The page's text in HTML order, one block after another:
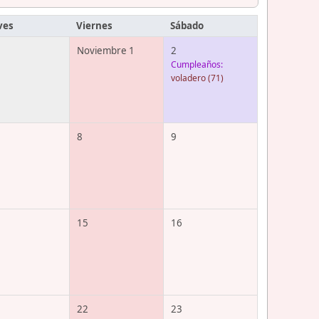
Viernes
Sábado
Noviembre 1
2
Cumpleaños:
voladero(71)
8 9
15 16
22 23